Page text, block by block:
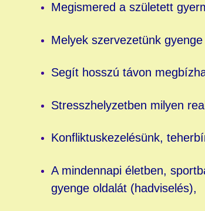
Megismered a született
Melyek szervezetünk
Segít hosszú távon
Stresszhelyzetben milyen
Konfliktuskezelésünk,
A mindennapi életben,
gyenge oldalát (hadviselés),